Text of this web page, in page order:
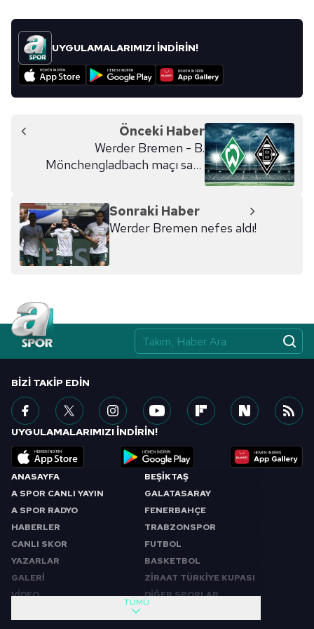
kullanılmaktadır. Bu çerezler vasıtasıyla çeşitli kişisel
verileriniz işlenmekte olup gerekli olan çerezler bilgi
toplumu hizmetlerinin sunulması amacıyla
kullanılmaktadır. Diğer çerezler, sitemizin daha işlevsel
kılınması ve kişiselleştirilmesi ve sizlere yönelik
sınırlı olarak açık rızanız dahilinde kullanılacaktır.
Çerezlere ilişkin tercihlerinizi aşağıda yer alan panel
vasıtasıyla belirleyebilirsiniz. Çerezlere ilişkin detaylı bilgi
Metnimiziziyaret edebilirsiniz.
6698 sayılı Kişisel Verilerin Korunması Kanunu uyarınca
hazırlanmış Aydınlatma Metnimizi okumak ve sitemizde
UYGULAMALARIMIZI İNDİRİN!
Önceki Haber
Werder Bremen - B.
Mönchengladbach maçı saat
Sonraki Haber
Werder Bremen nefes aldı!
ANASAYFA
A SPOR CANLI YAYIN
A SPOR RADYO
HABERLER
CANLI SKOR
YAZARLAR
GALERİ
VİDEO
BEŞİKTAŞ
GALATASARAY
FENERBAHÇE
TRABZONSPOR
FUTBOL
BASKETBOL
ZİRAAT TÜRKİYE KUPASI
DİĞER SPORLAR
TÜMÜ
BIZI TAKIP EDIN
UYGULAMALARIMIZI İNDİRİN!